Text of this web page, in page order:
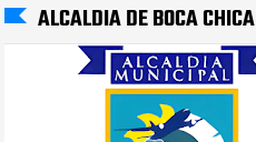
ALCALDIA DE BOCA CHICA